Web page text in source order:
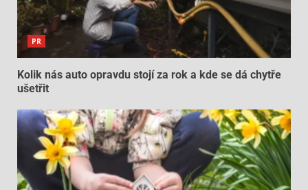
PR
Kolik nás auto opravdu stojí za rok a kde se dá chytře
ušetřit